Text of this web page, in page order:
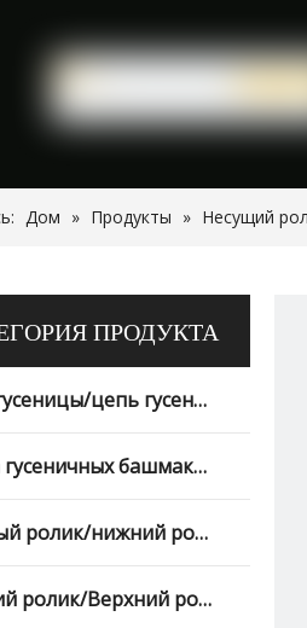
Дом » Продукты » Несущий
ПРОДУКТА
Звено гусеницы/цепь гусеницы
Сборка гусеничных башмаков
Опорный ролик/нижний ролик
Несущий ролик/Верхний ролик/Верхний ролик